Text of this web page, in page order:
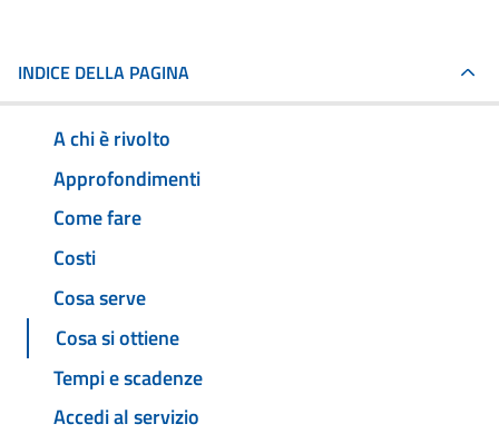
INDICE DELLA PAGINA
A chi è rivolto
Approfondimenti
Come fare
Costi
Cosa serve
Cosa si ottiene
Tempi e scadenze
Accedi al servizio